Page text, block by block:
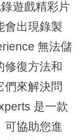
遊戲精彩片
會出現錄製
無法儲
修復方法和
們來解決問
是一款
可協助您進